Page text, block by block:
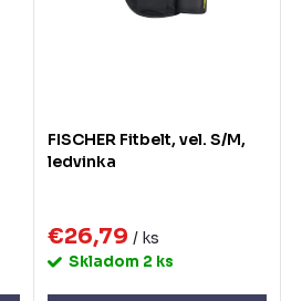
FISCHER Fitbelt, vel. S/M,
ledvinka
€26,79 / ks
Skladom 2 ks